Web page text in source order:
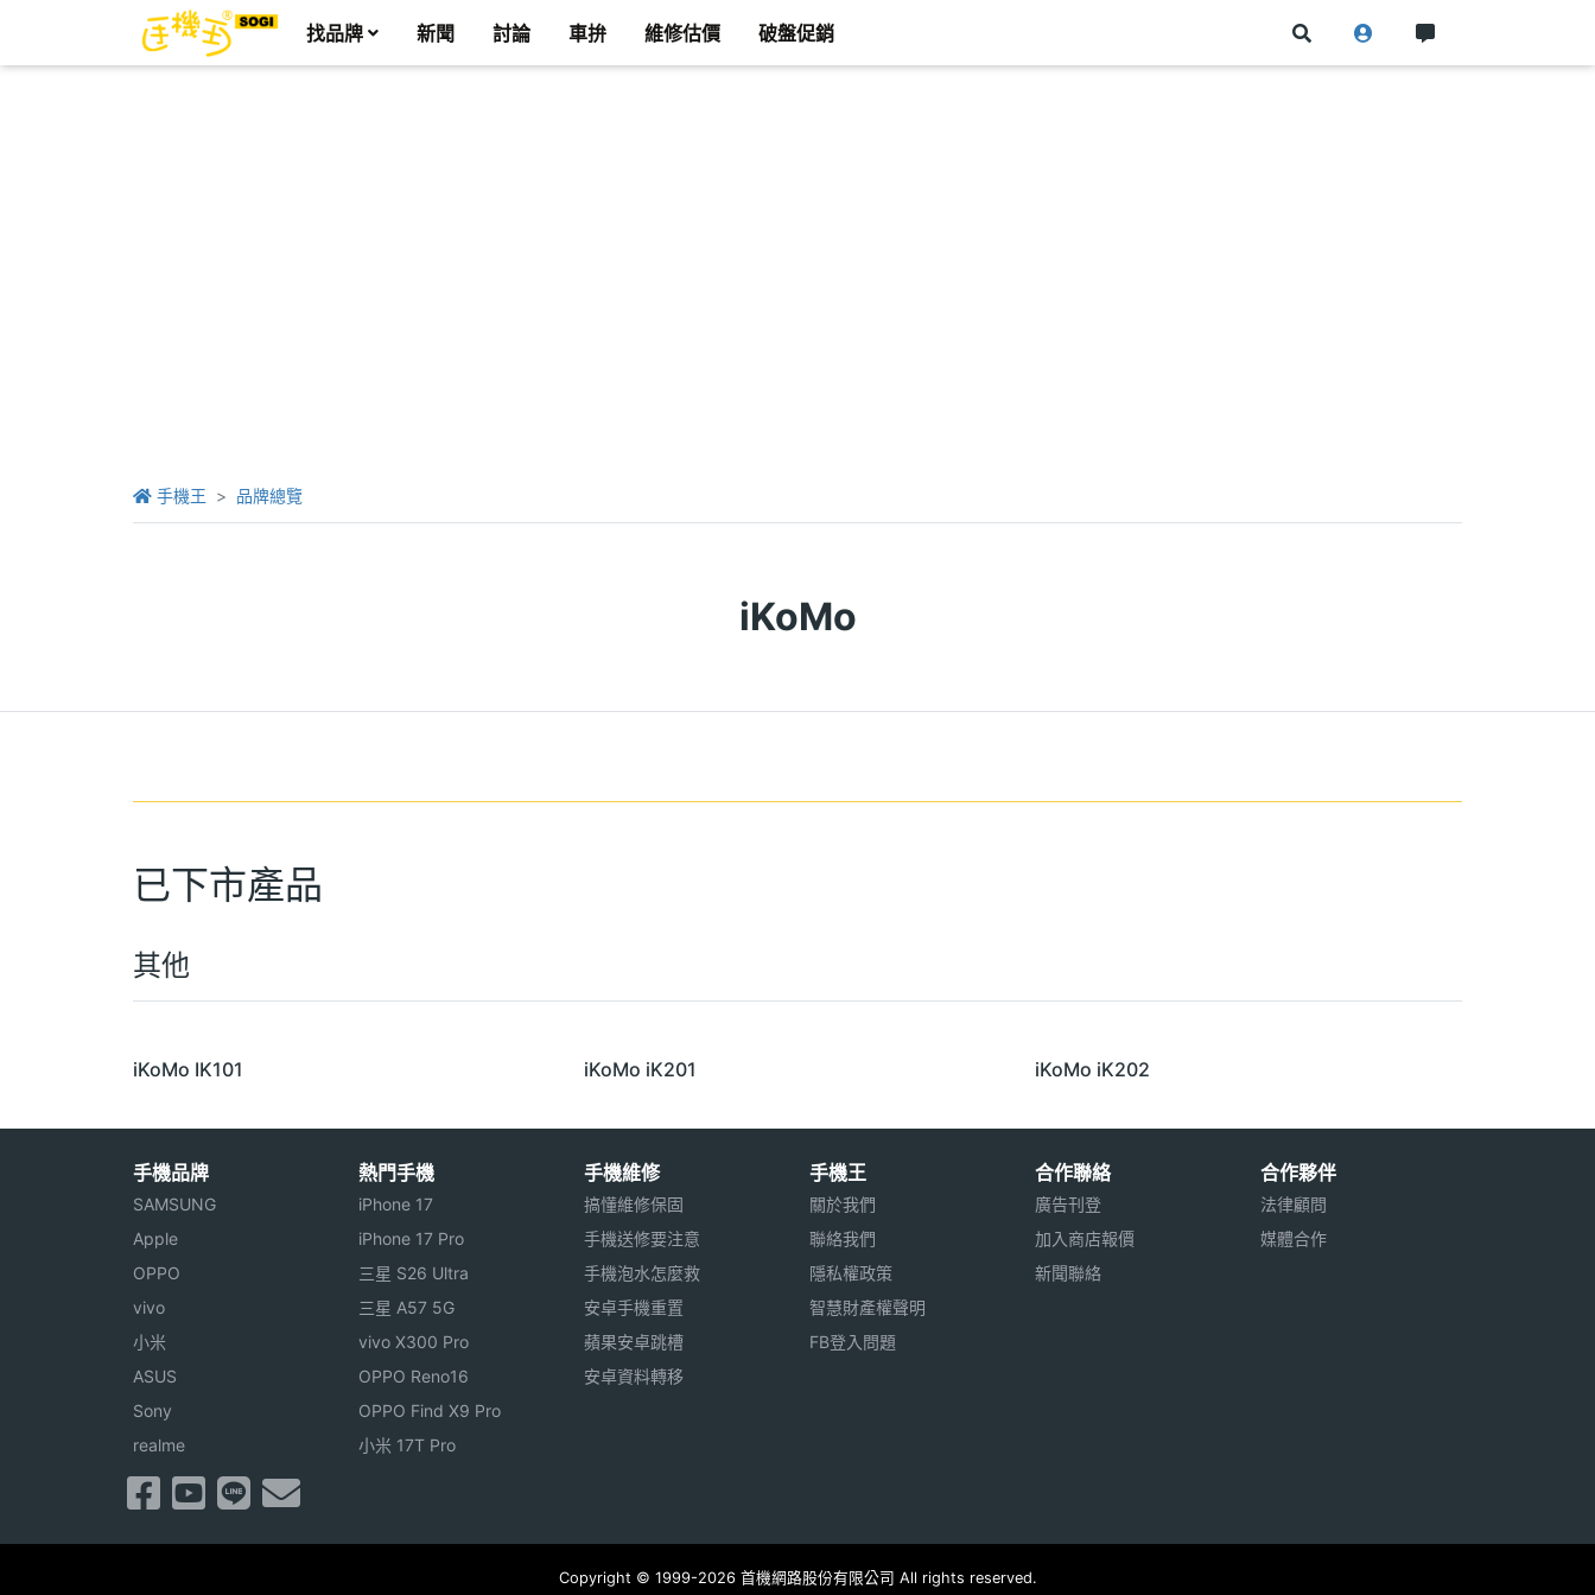
找品牌 新聞 討論 車拚 維修估價 破盤促銷
手機王 品牌總覽
iKoMo
已下市產品
其他
iKoMo IK101 iKoMo iK201 iKoMo iK202
手機品牌
SAMSUNG
Apple
OPPO
vivo
小米
ASUS
Sony
realme
熱門手機
iPhone 17
iPhone 17 Pro
三星 S26 Ultra
三星 A57 5G
vivo X300 Pro
OPPO Reno16
OPPO Find X9 Pro
小米 17T Pro
手機維修
搞懂維修保固
手機送修要注意
手機泡水怎麼救
安卓手機重置
蘋果安卓跳槽
安卓資料轉移
手機王
關於我們
聯絡我們
隱私權政策
智慧財產權聲明
FB登入問題
合作聯絡
廣告刊登
加入商店報價
新聞聯絡
合作夥伴
法律顧問
媒體合作
Copyright © 1999-2026 首機網路股份有限公司 All rights reserved.